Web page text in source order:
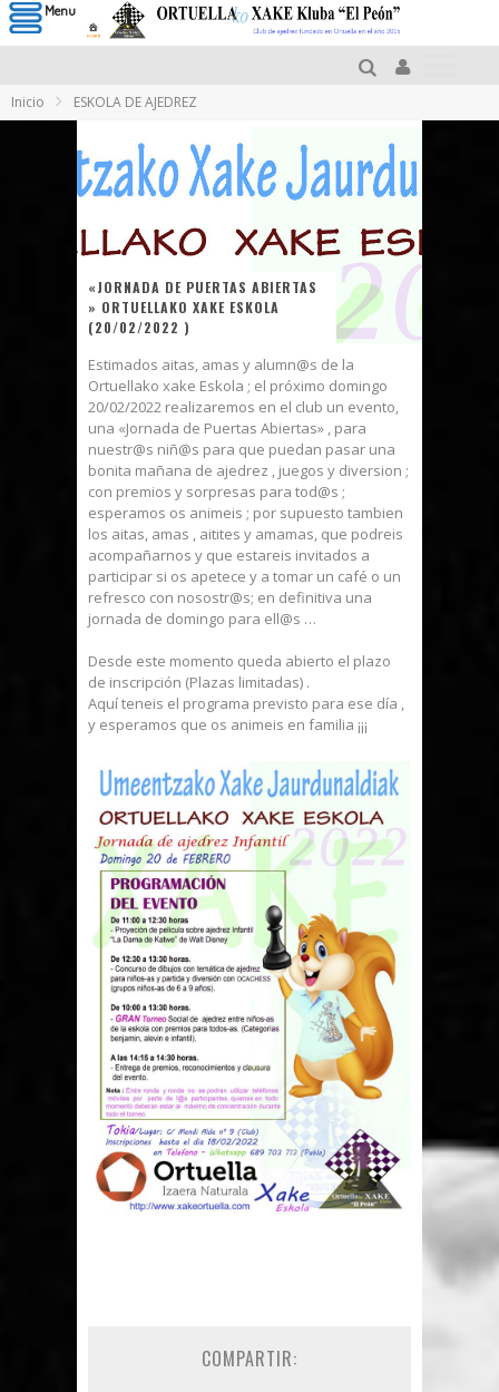
Inicio ESKOLA DE AJEDREZ
«JORNADA DE PUERTAS ABIERTAS
» ORTUELLAKO XAKE ESKOLA
(20/02/2022 )
Estimados aitas, amas y alumn@s de la
Ortuellako xake Eskola ; el próximo domingo
20/02/2022 realizaremos en el club un evento,
una «Jornada de Puertas Abiertas» , para
nuestr@s niñ@s para que puedan pasar una
bonita mañana de ajedrez , juegos y diversion ;
con premios y sorpresas para tod@s ;
esperamos os animeis ; por supuesto tambien
los aitas, amas , aitites y amamas, que podreis
acompañarnos y que estareis invitados a
participar si os apetece y a tomar un café o un
refresco con nosostr@s; en definitiva una
jornada de domingo para ell@s …
Desde este momento queda abierto el plazo
de inscripción (Plazas limitadas) .
Aquí teneis el programa previsto para ese día ,
y esperamos que os animeis en familia ¡¡¡
COMPARTIR:
Menu